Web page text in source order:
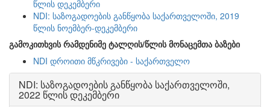
წლის დეკემბერი
NDI: საზოგადოების განწყობა საქართველოში, 2019
წლის ნოემბერ-დეკემბერი
გამოკითხვის რამდენიმე ტალღის/წლის მონაცემთა ბაზები
NDI დროითი მწკრივები - საქართველო
NDI: საზოგადოების განწყობა საქართველოში,
2022 წლის დეკემბერი